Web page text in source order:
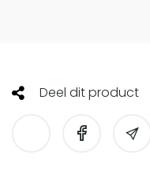
Deel dit product